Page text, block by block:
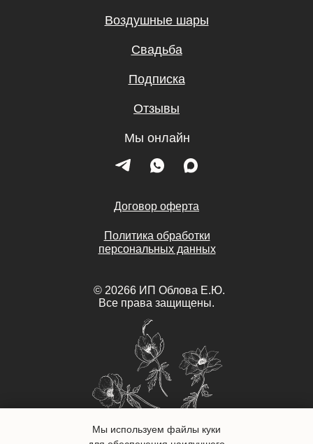
Все права защищены.
© 20266 ИП Облова Е.Ю.
Договор оферта
Политика обработки
персональных данных
Подписка
Свадьба
Мы онлайн
Отзывы
Воздушные шары
Мы используем файлы куки